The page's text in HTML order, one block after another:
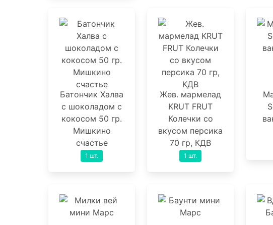
Батончик Халва
с шоколадом с
кокосом 50 гр.
Мишкино
счастье
1 шт.
Жев. мармелад
KRUT FRUT
Колечки со
вкусом персика
70 гр, КДВ
1 шт.